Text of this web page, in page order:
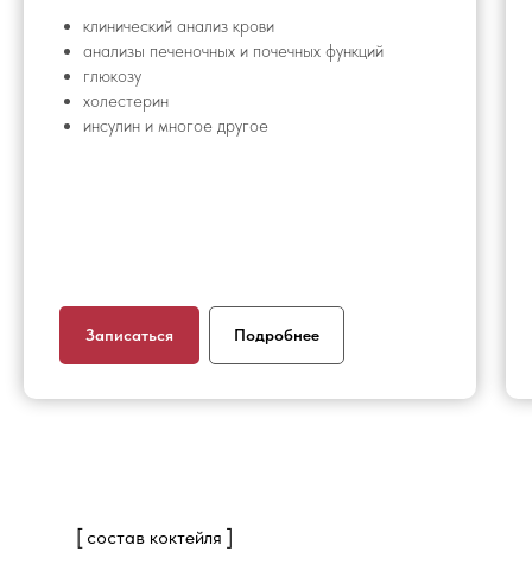
клинический анализ крови
анализы печеночных и почечных функций
глюкозу
холестерин
инсулин и многое другое
Записаться Подробнее
[ состав коктейля ]